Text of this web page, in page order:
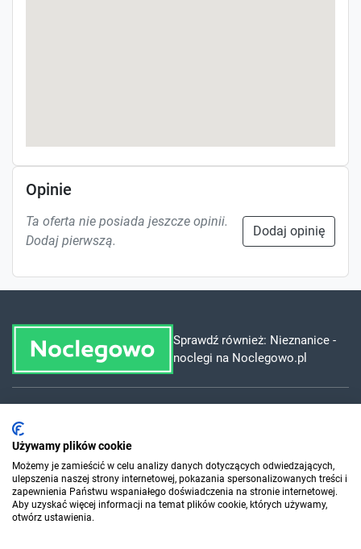
Opinie
Ta oferta nie posiada jeszcze opinii.
Dodaj pierwszą.
Dodaj opinię
Sprawdź również: Nieznanice -
noclegi na Noclegowo.pl
Dla organizatorów
O Sylwester.pl
Używamy plików cookie
Możemy je zamieścić w celu analizy danych dotyczących odwiedzających,
ulepszenia naszej strony internetowej, pokazania spersonalizowanych treści i
zapewnienia Państwu wspaniałego doświadczenia na stronie internetowej.
Aby uzyskać więcej informacji na temat plików cookie, których używamy,
otwórz ustawienia.